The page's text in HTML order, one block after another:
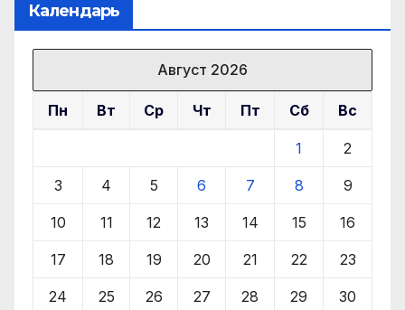
Календарь
Август 2026
Пн Вт Ср Чт Пт Сб Вс
1 2
3 4 5 6 7 8 9
10 11 12 13 14 15 16
17 18 19 20 21 22 23
24 25 26 27 28 29 30